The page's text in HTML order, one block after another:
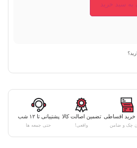
به سبد خرید
خرید اقساطی
چک و ضامن
تضمین اصالت کالا
واقعی!
پشتیبانی تا ۱۲ شب
حتی جمعه ها